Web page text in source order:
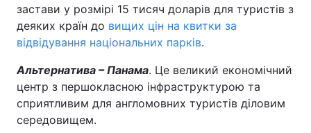
застави у розмірі 15 тисяч доларів для туристів з
деяких країн до вищих цін на квитки за
відвідування національних парків.
Альтернатива – Панама. Це великий економічний
центр з першокласною інфраструктурою та
сприятливим для англомовних туристів діловим
середовищем.